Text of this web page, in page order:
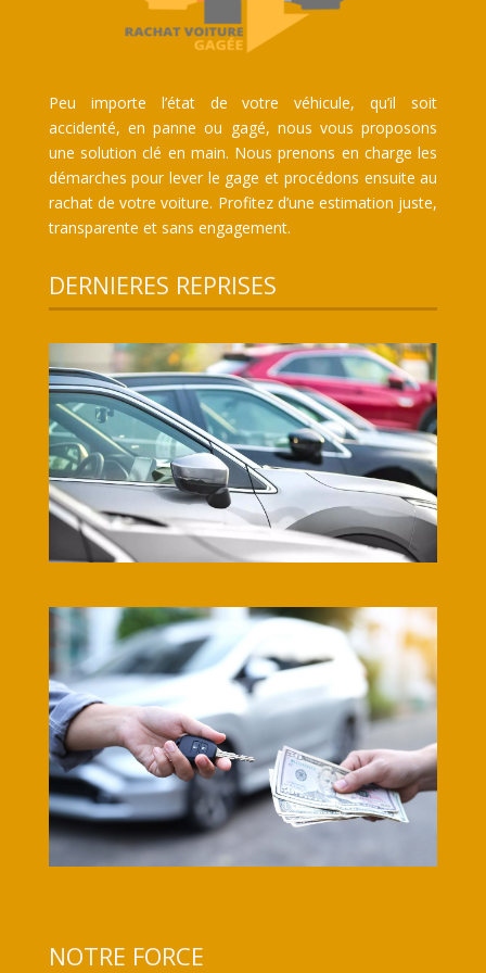
Peu importe l’état de votre véhicule, qu’il soit
accidenté, en panne ou gagé, nous vous proposons
une solution clé en main. Nous prenons en charge les
démarches pour lever le gage et procédons ensuite au
rachat de votre voiture. Profitez d’une estimation juste,
transparente et sans engagement.
DERNIERES REPRISES
NOTRE FORCE